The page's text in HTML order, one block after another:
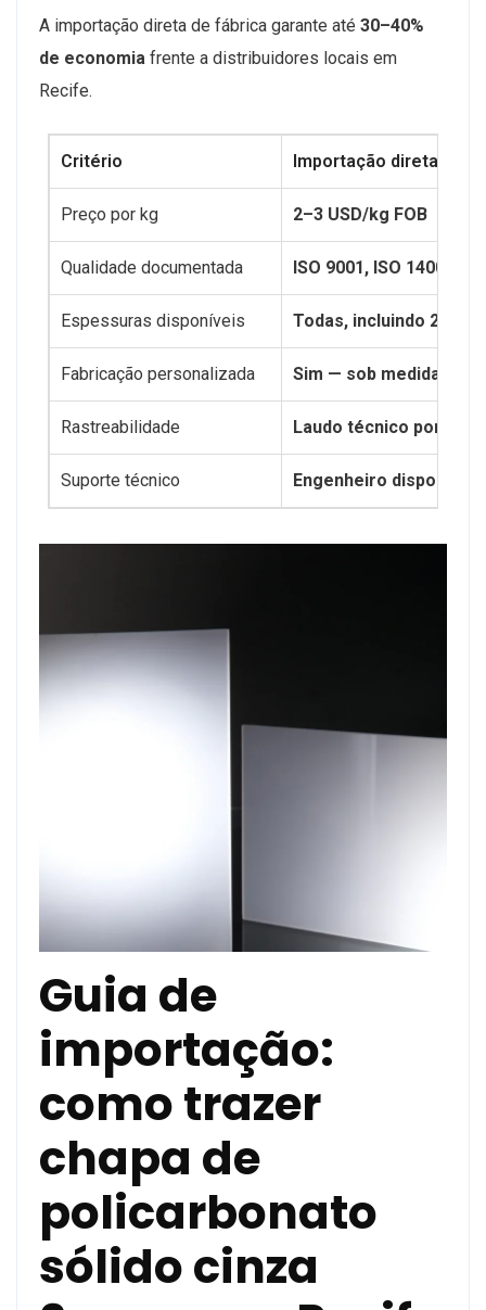
A importação direta de fábrica garante até 30–40%
de economia frente a distribuidores locais em
Recife.
Critério Importação direta G-
Preço por kg 2–3 USD/kg FOB
Qualidade documentada ISO 9001, ISO 14001, CE
Espessuras disponíveis Todas, incluindo 2mm
Fabricação personalizada Sim — sob medida
Rastreabilidade Laudo técnico por lote
Suporte técnico Engenheiro disponível
Guia de
importação:
como trazer
chapa de
policarbonato
sólido cinza